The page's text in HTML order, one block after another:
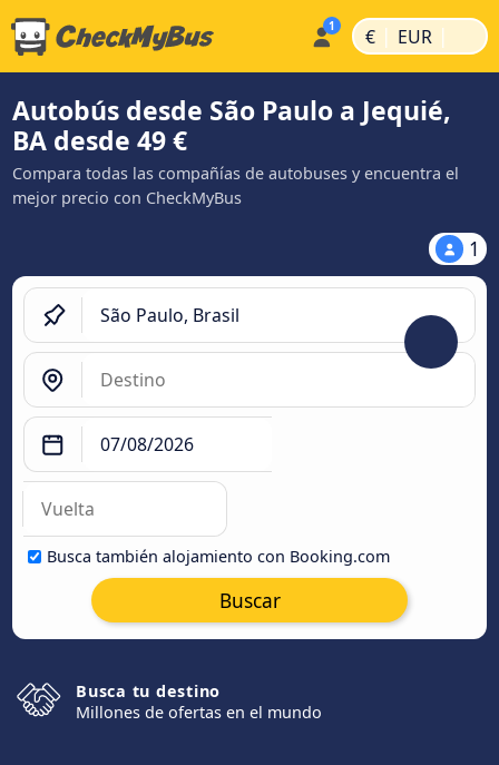
€ | EUR |
Autobús desde São Paulo a Jequié,
BA desde 49 €
Compara todas las compañías de autobuses y encuentra el
mejor precio con CheckMyBus
1
Busca también alojamiento con Booking.com
Buscar
Busca tu destino
Millones de ofertas en el mundo